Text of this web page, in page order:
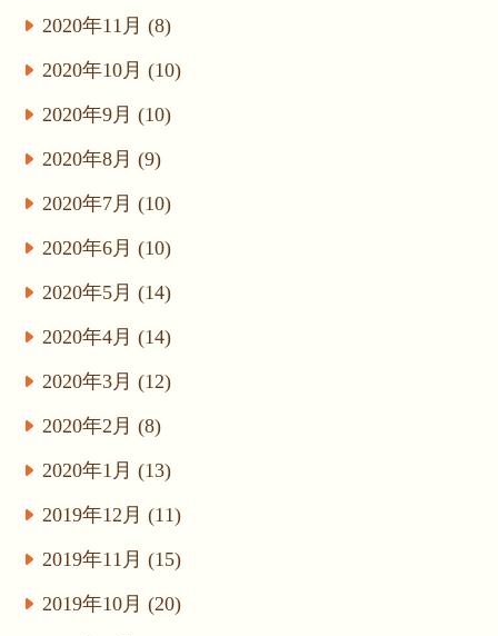
2020年11月 (8)
2020年10月 (10)
2020年9月 (10)
2020年8月 (9)
2020年7月 (10)
2020年6月 (10)
2020年5月 (14)
2020年4月 (14)
2020年3月 (12)
2020年2月 (8)
2020年1月 (13)
2019年12月 (11)
2019年11月 (15)
2019年10月 (20)